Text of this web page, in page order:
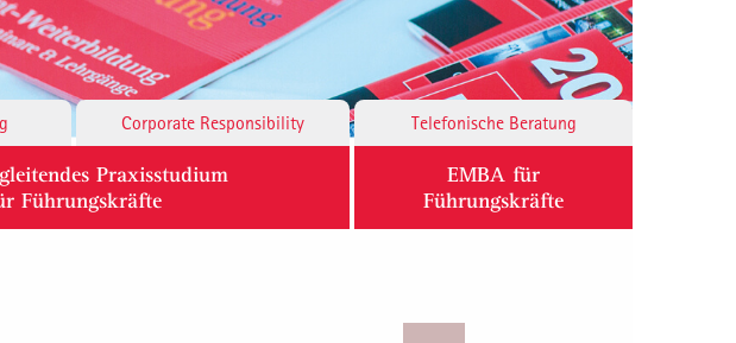
Corporate Responsibility Telefonische Beratung
Praxisstudium
Führungskräfte
EMBA für
Führungskräfte